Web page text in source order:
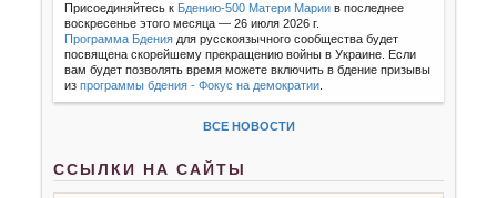
Присоединяйтесь к Бдению-500 Матери Марии в последнее
воскресенье этого месяца — 26 июля 2026 г.
Программа Бдения для русскоязычного сообщества будет
посвящена скорейшему прекращению войны в Украине. Если
вам будет позволять время можете включить в бдение призывы
изпрограммы бдения - Фокус на демократии
ВСЕ НОВОСТИ
ССЫЛКИ НА САЙТЫ